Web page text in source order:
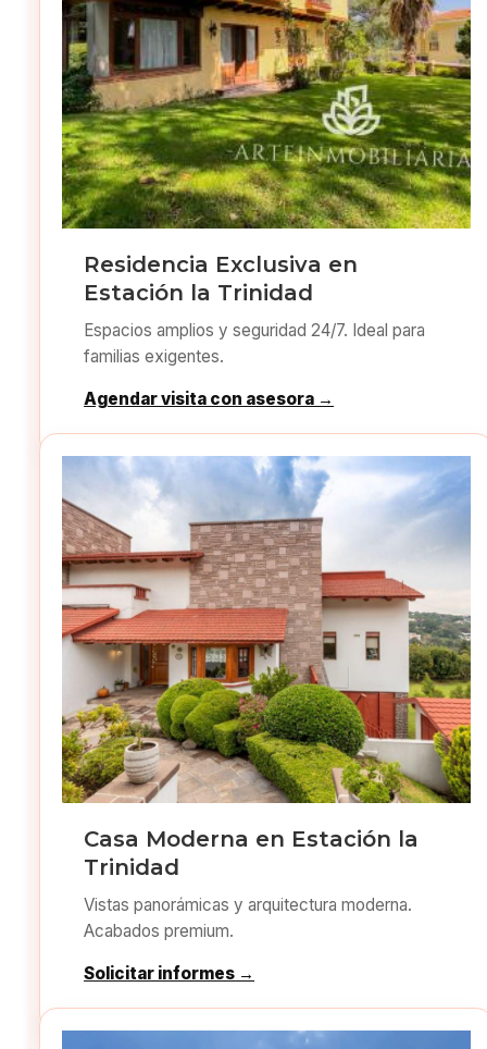
Residencia Exclusiva en
Estación la Trinidad
Espacios amplios y seguridad 24/7. Ideal para
familias exigentes.
Agendar visita con asesora →
Casa Moderna en Estación la
Trinidad
Vistas panorámicas y arquitectura moderna.
Acabados premium.
Solicitar informes →